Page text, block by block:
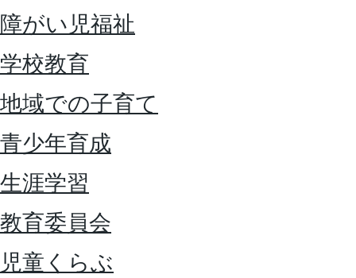
障がい児福祉
学校教育
地域での子育て
青少年育成
生涯学習
教育委員会
児童くらぶ